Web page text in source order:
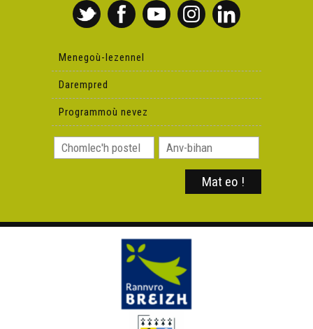
Menegoù-lezennel
Darempred
Programmoù nevez